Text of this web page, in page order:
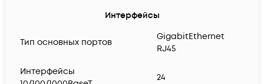
Интерфейсы
Тип основных портов
GigabitEthernet
RJ45
Интерфейсы
24